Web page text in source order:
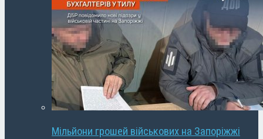
Мільйони грошей військових на Запоріжжі